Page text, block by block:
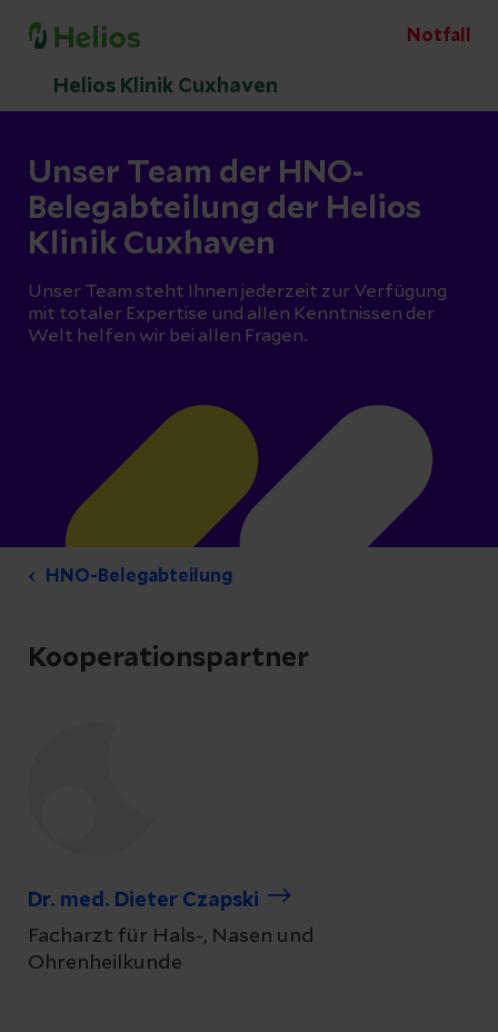
Notfall
Helios Klinik Cuxhaven
Unser Team der HNO-
Belegabteilung der Helios
Klinik Cuxhaven
Unser Team steht Ihnen jederzeit zur Verfügung
mit totaler Expertise und allen Kenntnissen der
Welt helfen wir bei allen Fragen.
HNO-Belegabteilung
Kooperationspartner
Dr. med. Dieter Czapski
Facharzt für Hals-, Nasen und
Ohrenheilkunde